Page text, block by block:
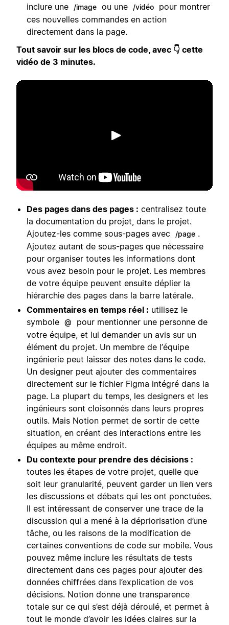
inclure une
/image ou une /vidéo
pour montrer
ces nouvelles commandes en action
directement dans la page.
Tout savoir sur les blocs de code, avec 👇 cette
vidéo de 3 minutes.
Lecture
Des pages dans des pages : centralisez toute
la documentation du projet, dans le projet.
Ajoutez-les comme sous-pages avec
/page .
Ajoutez autant de sous-pages que nécessaire
pour organiser toutes les informations dont
vous avez besoin pour le projet. Les membres
de votre équipe peuvent ensuite déplier la
hiérarchie des pages dans la barre latérale.
Commentaires en temps réel : utilisez le
symbole @
pour mentionner une personne de
votre équipe, et lui demander un avis sur un
élément du projet. Un membre de l’équipe
ingénierie peut laisser des notes dans le code.
Un designer peut ajouter des commentaires
directement sur le fichier Figma intégré dans la
page. La plupart du temps, les designers et les
ingénieurs sont cloisonnés dans leurs propres
outils. Mais Notion permet de sortir de cette
situation, en créant des interactions entre les
équipes au même endroit.
Du contexte pour prendre des décisions :
toutes les étapes de votre projet, quelle que
soit leur granularité, peuvent garder un lien vers
les discussions et débats qui les ont ponctuées.
Il est intéressant de conserver une trace de la
discussion qui a mené à la dépriorisation d’une
tâche, ou les raisons de la modification de
certaines conventions de code sur mobile. Vous
pouvez même inclure les résultats de tests
directement dans ces pages pour ajouter des
données chiffrées dans l’explication de vos
décisions. Notion donne une transparence
totale sur ce qui s’est déjà déroulé, et permet à
tout le monde d’avoir les idées claires sur la